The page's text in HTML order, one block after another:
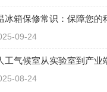
冰箱保修常识：保障您的
09-24
08-24